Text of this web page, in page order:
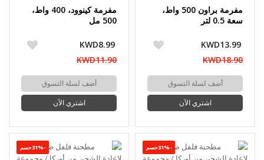
مفرمة براون 500 واط،
سعة 0.5 لتر
KWD13.99
KWD18.90
أضف لسلة التسوق
اشتري الآن
مفرمة كينوود، 400 واط،
500 مل
KWD8.99
KWD11.90
أضف لسلة التسوق
اشتري الآن
-31%حسم -31%حسم